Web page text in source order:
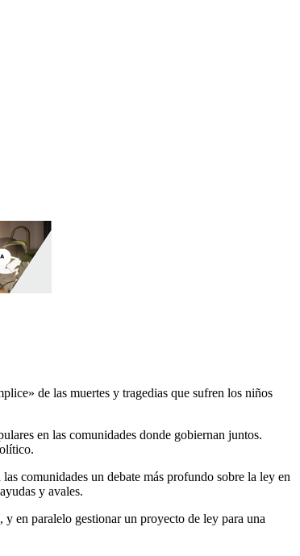
de las muertes y tragedias que sufren los niños
en las comunidades donde gobiernan juntos.
comunidades un debate más profundo sobre la ley en
y avales.
en paralelo gestionar un proyecto de ley para una